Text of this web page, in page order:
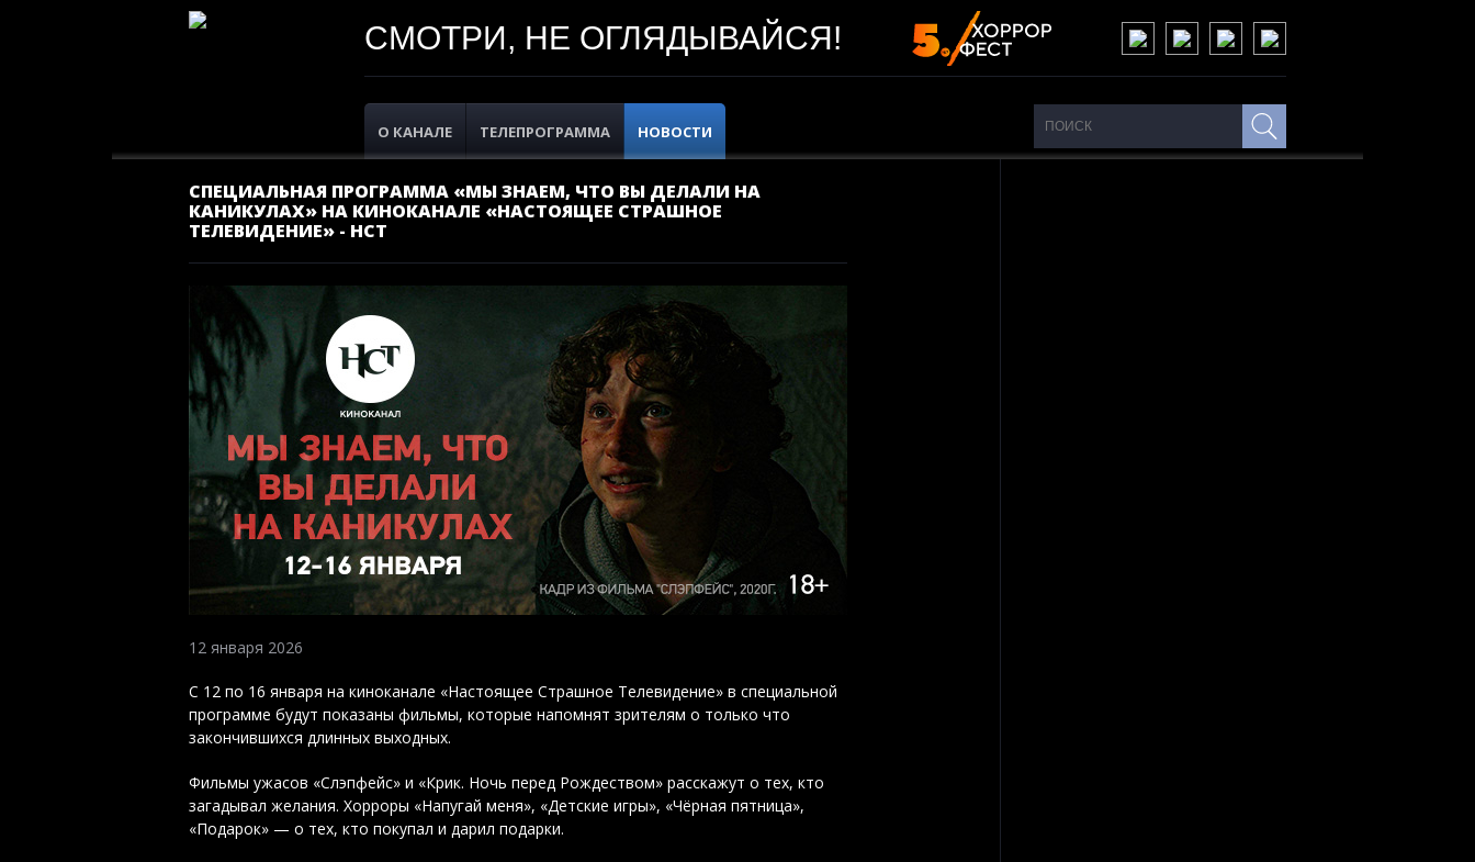
СМОТРИ, НЕ ОГЛЯДЫВАЙСЯ!
О КАНАЛЕ ТЕЛЕПРОГРАММА НОВОСТИ
СПЕЦИАЛЬНАЯ ПРОГРАММА «МЫ ЗНАЕМ, ЧТО ВЫ ДЕЛАЛИ НА
КАНИКУЛАХ» НА КИНОКАНАЛЕ «НАСТОЯЩЕЕ СТРАШНОЕ
ТЕЛЕВИДЕНИЕ» - НСТ
12 января 2026
С 12 по 16 января на киноканале «Настоящее Страшное Телевидение» в специальной
программе будут показаны фильмы, которые напомнят зрителям о только что
закончившихся длинных выходных.
Фильмы ужасов «Слэпфейс» и «Крик. Ночь перед Рождеством» расскажут о тех, кто
загадывал желания. Хорроры «Напугай меня», «Детские игры», «Чёрная пятница»,
«Подарок» — о тех, кто покупал и дарил подарки.